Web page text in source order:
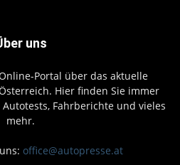
uns
Portal über das aktuelle
Hier finden Sie immer
Fahrberichte und vieles
mehr.
office@autopresse.at